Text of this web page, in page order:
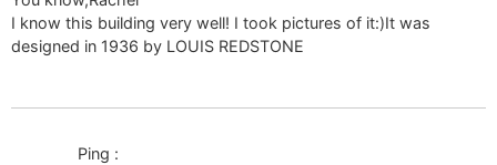
I know this building very well! I took pictures of it:)It was
designed in 1936 by LOUIS REDSTONE
Ping :